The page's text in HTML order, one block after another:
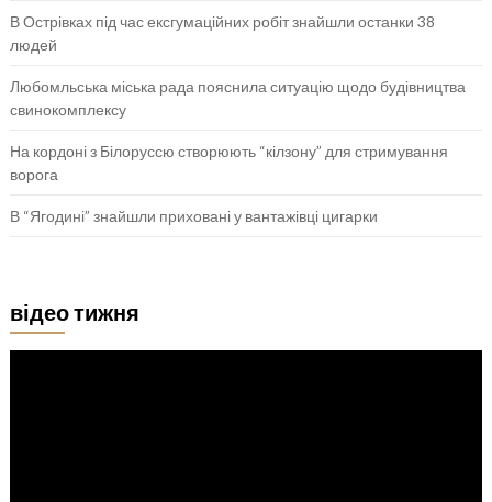
В Острівках під час ексгумаційних робіт знайшли останки 38
людей
Любомльська міська рада пояснила ситуацію щодо будівництва
свинокомплексу
На кордоні з Білоруссю створюють “кілзону” для стримування
ворога
В “Ягодині” знайшли приховані у вантажівці цигарки
відео тижня